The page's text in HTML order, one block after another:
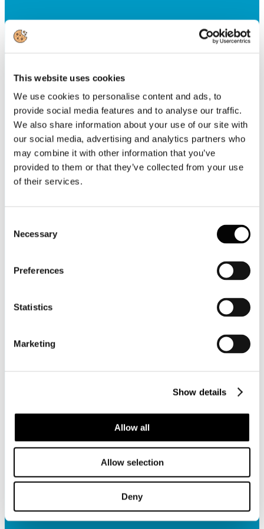
This website uses cookies
We use cookies to personalise content and ads, to
provide social media features and to analyse our traffic.
We also share information about your use of our site with
our social media, advertising and analytics partners who
may combine it with other information that you’ve
provided to them or that they’ve collected from your use
of their services.
Selection
Necessary
Preferences
Statistics
Marketing
Show details
Allow all
Allow selection
Deny